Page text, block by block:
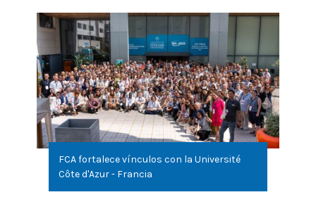
FCA fortalece vínculos con la Université
Côte d'Azur - Francia